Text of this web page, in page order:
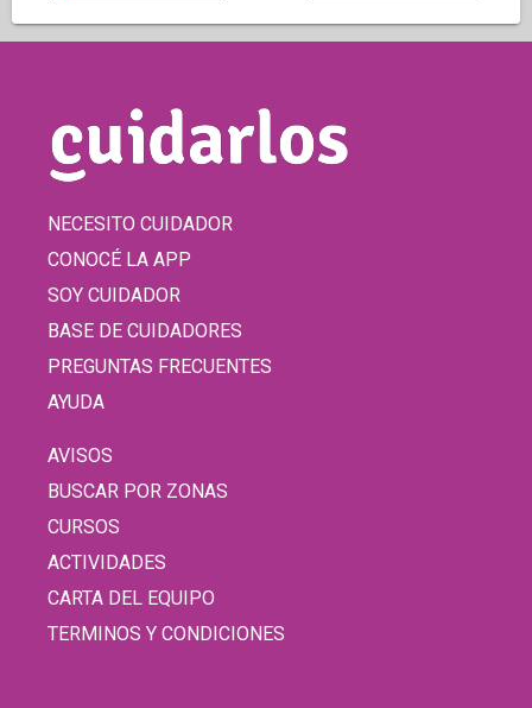
NECESITO CUIDADOR
CONOCÉ LA APP
SOY CUIDADOR
BASE DE CUIDADORES
PREGUNTAS FRECUENTES
AYUDA
AVISOS
BUSCAR POR ZONAS
CURSOS
ACTIVIDADES
CARTA DEL EQUIPO
TERMINOS Y CONDICIONES